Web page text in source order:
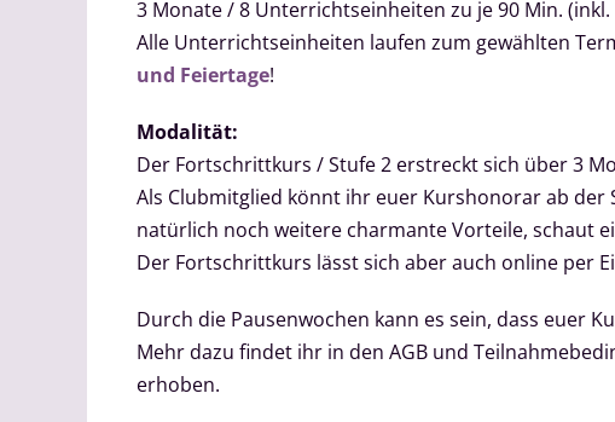
3 Monate / 8 Unterrichtseinheiten zu je 90 Min. (inkl.
Alle Unterrichtseinheiten laufen zum gewählten
und Feiertage!
Modalität:
Der Fortschrittkurs / Stufe 2 erstreckt sich über 3
Als Clubmitglied könnt ihr euer Kurshonorar ab
natürlich noch weitere charmante Vorteile, schaut
Der Fortschrittkurs lässt sich aber auch online per
Durch die Pausenwochen kann es sein, dass euer
Mehr dazu findet ihr in den AGB und
erhoben.